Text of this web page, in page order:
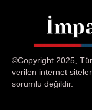
©Copyright 2025,
verilen internet
sorumlu değildir.